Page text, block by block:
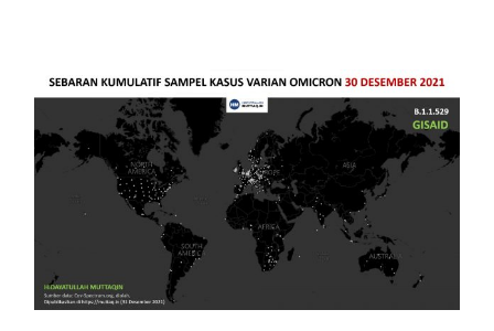
Peta Sebaran Sampel Kasus
Varian Omicron Dunia Per 30
Desember 2021